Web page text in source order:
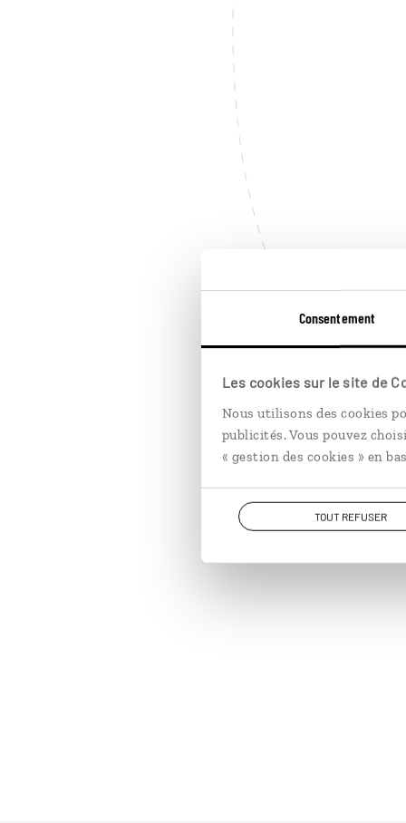
Consentement
Les cookies sur le site de
Nous utilisons des cookies
publicités. Vous pouvez
« gestion des cookies » en
TOUT REFUSER